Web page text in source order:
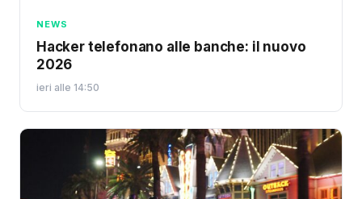
NEWS
Hacker telefonano alle banche: il nuovo
2026
ieri alle 14:50